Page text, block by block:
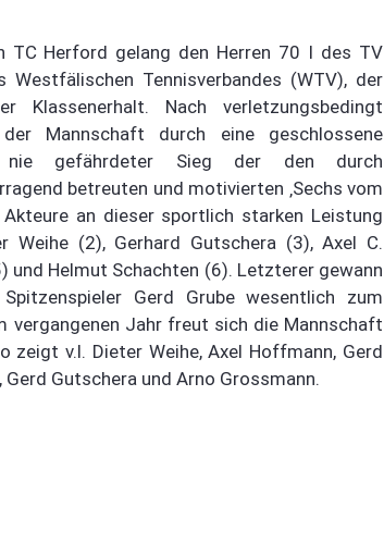
TC Herford gelang den Herren 70 I des TV
Tennisverbandes (WTV), der
Nach verletzungsbedingt
Mannschaft durch eine geschlossene
nie gefährdeter Sieg der den durch
betreuten und motivierten ‚Sechs vom
an dieser sportlich starken Leistung
(2), Gerhard Gutschera (3), Axel C.
und Helmut Schachten (6). Letzterer gewann
Gerd Grube wesentlich zum
vergangenen Jahr freut sich die Mannschaft
zeigt v.l. Dieter Weihe, Axel Hoffmann, Gerd
Gutschera und Arno Grossmann.